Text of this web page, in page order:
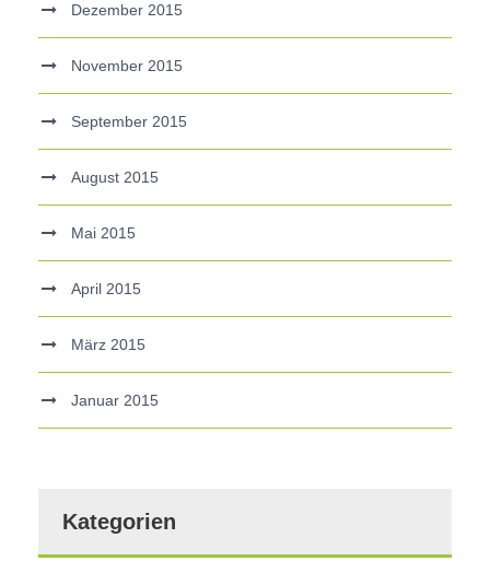
Dezember 2015
November 2015
September 2015
August 2015
Mai 2015
April 2015
März 2015
Januar 2015
Kategorien